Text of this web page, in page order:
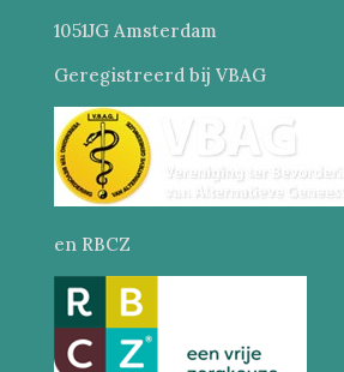
1051JG Amsterdam
Geregistreerd bij VBAG
en RBCZ